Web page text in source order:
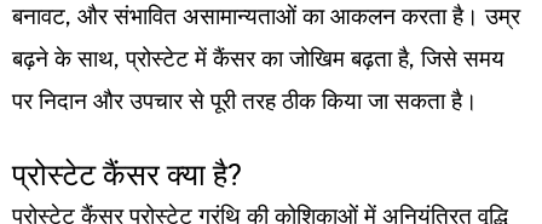
बनावट, और संभावित असामान्यताओं का आकलन करता है। उम्र
बढ़ने के साथ, प्रोस्टेट में कैंसर का जोखिम बढ़ता है, जिसे समय
पर निदान और उपचार से पूरी तरह ठीक किया जा सकता है।
प्रोस्टेट कैंसर क्या है?
प्रोस्टेट कैंसर प्रोस्टेट ग्रंथि की कोशिकाओं में अनियंत्रित वृद्धि